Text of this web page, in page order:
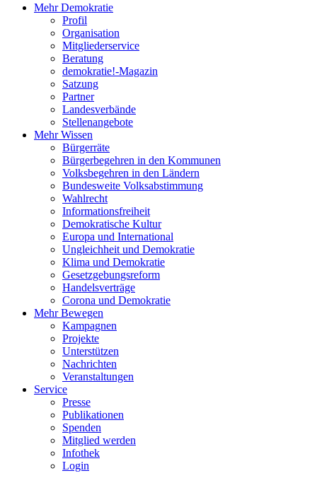
Mehr Demokratie
Profil
Organisation
Mitgliederservice
Beratung
demokratie!-Magazin
Satzung
Partner
Landesverbände
Stellenangebote
Mehr Wissen
Bürgerräte
Bürgerbegehren in den Kommunen
Volksbegehren in den Ländern
Bundesweite Volksabstimmung
Wahlrecht
Informationsfreiheit
Demokratische Kultur
Europa und International
Ungleichheit und Demokratie
Klima und Demokratie
Gesetzgebungsreform
Handelsverträge
Corona und Demokratie
Mehr Bewegen
Kampagnen
Projekte
Unterstützen
Nachrichten
Veranstaltungen
Service
Presse
Publikationen
Spenden
Mitglied werden
Infothek
Login